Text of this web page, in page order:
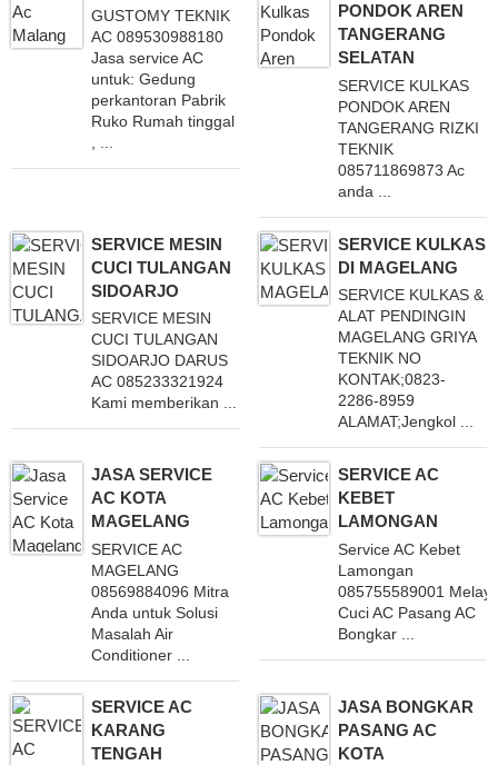
GUSTOMY TEKNIK
AC 089530988180
Jasa service AC
untuk: Gedung
perkantoran Pabrik
Ruko Rumah tinggal
PONDOK AREN
TANGERANG
SELATAN
SERVICE KULKAS
PONDOK AREN
TANGERANG RIZKI
TEKNIK
085711869873 Ac
anda ...
SERVICE MESIN
CUCI TULANGAN
SIDOARJO
SERVICE MESIN
CUCI TULANGAN
SIDOARJO DARUS
AC 085233321924
Kami memberikan ...
SERVICE KULKAS
DI MAGELANG
SERVICE KULKAS &
ALAT PENDINGIN
MAGELANG GRIYA
TEKNIK NO
KONTAK;0823-
2286-8959
ALAMAT;Jengkol ...
JASA SERVICE
AC KOTA
MAGELANG
SERVICE AC
MAGELANG
08569884096 Mitra
Anda untuk Solusi
Masalah Air
Conditioner ...
SERVICE AC
KEBET
LAMONGAN
Service AC Kebet
Lamongan
085755589001
Cuci AC Pasang AC
Bongkar ...
SERVICE AC
KARANG
TENGAH
JASA BONGKAR
PASANG AC
KOTA